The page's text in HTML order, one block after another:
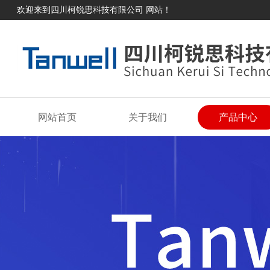
欢迎来到四川柯锐思科技有限公司 网站！
网站首页 关于我们 产品中心